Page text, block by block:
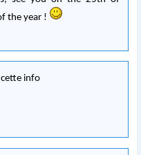
the year !
info